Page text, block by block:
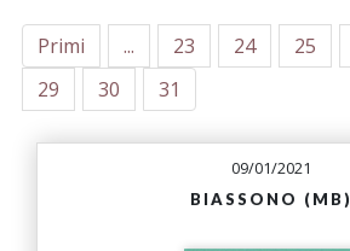
Primi ... 23 24 25
29
30 31
09/01/2021
BIASSONO (MB)